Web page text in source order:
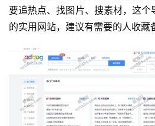
要追热点、找图片、搜素材，这个
的实用网站，建议有需要的人收藏